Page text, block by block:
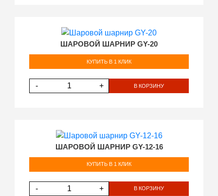
ШАРОВОЙ ШАРНИР GY-20
КУПИТЬ В 1 КЛИК
- + В КОРЗИНУ
ШАРОВОЙ ШАРНИР GY-12-16
КУПИТЬ В 1 КЛИК
- + В КОРЗИНУ